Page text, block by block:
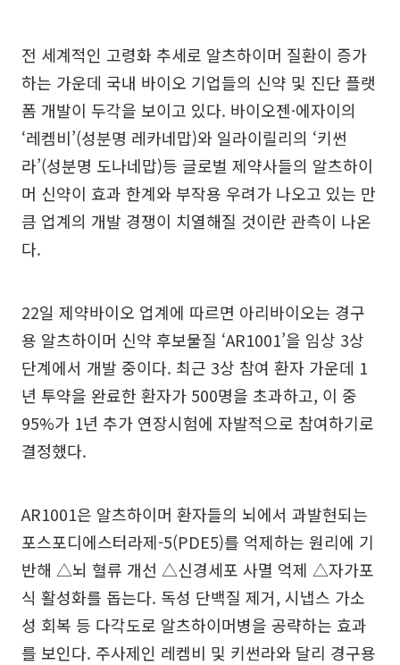
전 세계적인 고령화 추세로 알츠하이머 질환이 증가
하는 가운데 국내 바이오 기업들의 신약 및 진단 플랫
폼 개발이 두각을 보이고 있다. 바이오젠·에자이의
‘레켐비’(성분명 레카네맙)와 일라이릴리의 ‘키썬
라’(성분명 도나네맙)등 글로벌 제약사들의 알츠하이
머 신약이 효과 한계와 부작용 우려가 나오고 있는 만
큼 업계의 개발 경쟁이 치열해질 것이란 관측이 나온
다.
22일 제약바이오 업계에 따르면 아리바이오는 경구
용 알츠하이머 신약 후보물질 ‘AR1001’을 임상 3상
단계에서 개발 중이다. 최근 3상 참여 환자 가운데 1
년 투약을 완료한 환자가 500명을 초과하고, 이 중
95%가 1년 추가 연장시험에 자발적으로 참여하기로
결정했다.
AR1001은 알츠하이머 환자들의 뇌에서 과발현되는
포스포디에스터라제-5(PDE5)를 억제하는 원리에 기
반해 △뇌 혈류 개선 △신경세포 사멸 억제 △자가포
식 활성화를 돕는다. 독성 단백질 제거, 시냅스 가소
성 회복 등 다각도로 알츠하이머병을 공략하는 효과
를 보인다. 주사제인 레켐비 및 키썬라와 달리 경구용